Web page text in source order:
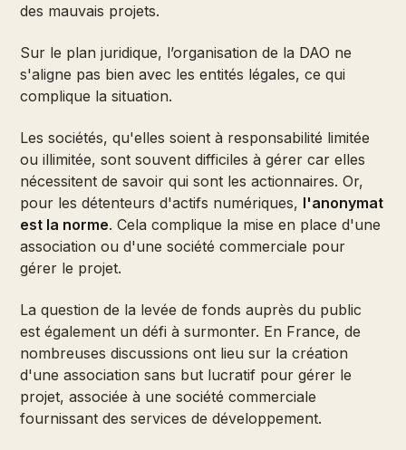
des mauvais projets.
Sur le plan juridique, l’organisation de la DAO ne
s'aligne pas bien avec les entités légales, ce qui
complique la situation.
Les sociétés, qu'elles soient à responsabilité limitée
ou illimitée, sont souvent difficiles à gérer car elles
nécessitent de savoir qui sont les actionnaires. Or,
pour les détenteurs d'actifs numériques, l'anonymat
est la norme. Cela complique la mise en place d'une
association ou d'une société commerciale pour
gérer le projet.
La question de la levée de fonds auprès du public
est également un défi à surmonter. En France, de
nombreuses discussions ont lieu sur la création
d'une association sans but lucratif pour gérer le
projet, associée à une société commerciale
fournissant des services de développement.